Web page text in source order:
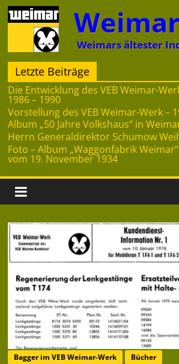
Zum
Inhalt
springen
Weimars ältester
Letzte Beiträge
Die Entwicklung des VEB Weimar-
1986 – 1990
Vorstellung des VEB Weimar-Werk –
Album „50 Jahre Volkshaus“ in
Herrn Generaldirektor Schumow
Foto – Album „Waggonfabrik Weimar“
vom 19. November 1934
Bagger im VEB Weimar-Werk Bücher